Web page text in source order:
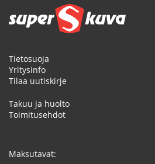
Tietosuoja
Yritysinfo
Tilaa uutiskirje
Takuu ja huolto
Toimitusehdot
Maksutavat: